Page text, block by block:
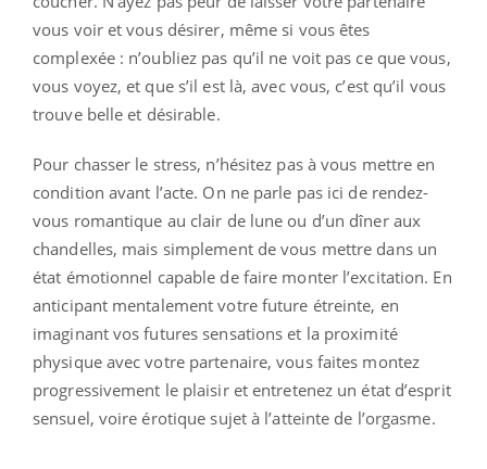
vous voir et vous désirer, même si vous êtes
complexée : n’oubliez pas qu’il ne voit pas ce que vous,
vous voyez, et que s’il est là, avec vous, c’est qu’il vous
trouve belle et désirable.
Pour chasser le stress, n’hésitez pas à vous mettre en
condition avant l’acte. On ne parle pas ici de rendez-
vous romantique au clair de lune ou d’un dîner aux
chandelles, mais simplement de vous mettre dans un
état émotionnel capable de faire monter l’excitation. En
anticipant mentalement votre future étreinte, en
imaginant vos futures sensations et la proximité
physique avec votre partenaire, vous faites montez
progressivement le plaisir et entretenez un état d’esprit
sensuel, voire érotique sujet à l’atteinte de l’orgasme.